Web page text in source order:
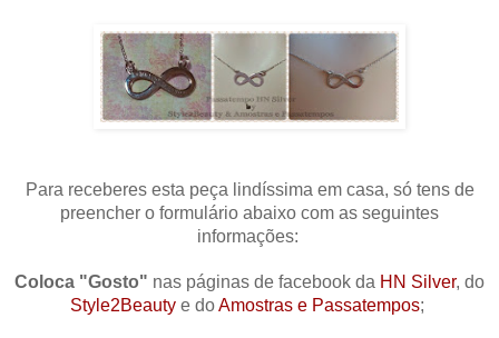
Para receberes esta peça lindíssima em casa, só tens de
preencher o formulário abaixo com as seguintes
informações:
Coloca "Gosto" nas páginas de facebook da HN Silver, do
Style2Beauty e doAmostras e Passatempos;